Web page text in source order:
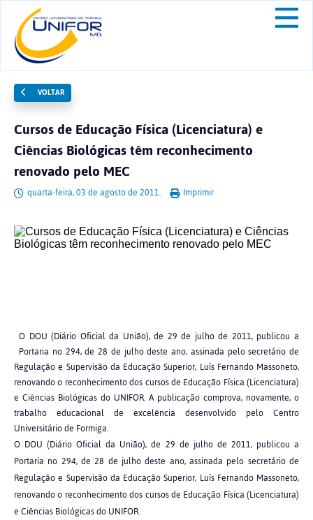
VOLTAR
Cursos de Educação Física (Licenciatura) e
Ciências Biológicas têm reconhecimento
renovado pelo MEC
quarta-feira, 03 de agosto de 2011. Imprimir
O DOU (Diário Oficial da União), de 29 de julho de 2011, publicou a
Portaria no 294, de 28 de julho deste ano, assinada pelo secretário de
Regulação e Supervisão da Educação Superior, Luís Fernando Massoneto,
renovando o reconhecimento dos cursos de Educação Física (Licenciatura)
e Ciências Biológicas do UNIFOR. A publicação comprova, novamente, o
trabalho educacional de excelência desenvolvido pelo Centro
Universitário de Formiga.
O DOU (Diário Oficial da União), de 29 de julho de 2011, publicou a
Portaria no 294, de 28 de julho deste ano, assinada pelo secretário de
Regulação e Supervisão da Educação Superior, Luís Fernando Massoneto,
renovando o reconhecimento dos cursos de Educação Física (Licenciatura)
e Ciências Biológicas do UNIFOR.